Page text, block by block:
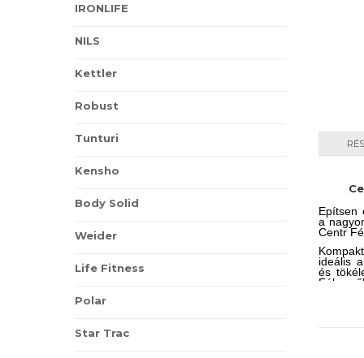
IRONLIFE
NILS
Kettler
Robust
Tunturi
Kensho
Body Solid
Weider
Life Fitness
Polar
Star Trac
Építsen
a
Centr
ideális
és
Fél